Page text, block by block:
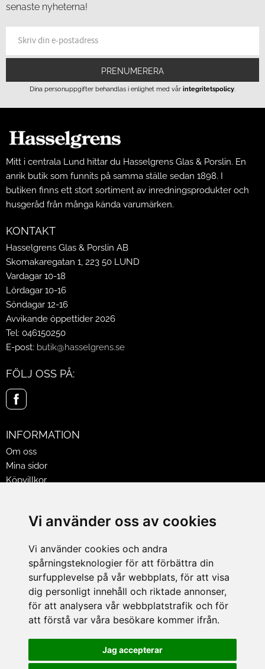
Vi använder oss av cookies
Vi använder cookies och andra
spårningsteknologier för att förbättra din
surfupplevelse på vår webbplats, för att visa
dig personligt innehåll och riktade annonser,
för att analysera vår webbplatstrafik och för
att förstå var våra besökare kommer ifrån.
Jag accepterar
senaste nyheterna!
PRENUMERERA
Dina personuppgifter behandlas i enlighet med vår integritetspolicy.
Mitt i centrala Lund hittar du Hasselgrens Glas & Porslin. En
anrik butik som funnits på samma ställe sedan 1898. I
butiken finns ett stort sortiment av inredningsprodukter och
husgeråd från många kända varumärken.
KONTAKT
Hasselgrens Glas & Porslin AB
Skomakaregatan 1, 223 50 LUND
Vardagar 10-18
Lördagar 10-16
Söndagar 12-16
Avvikande öppettider 2026
Tel: 046150250
E-post: butik@hasselgrens.se
FÖLJ OSS PÅ:
INFORMATION
Om oss
Mina sidor
Köpvillkor
Jobba på Hasselgrens
LEVERANS
BETALNINGSSÄTT
I butiken i Lund kan du betala med Visa, Mastercard, Lund
City presentkort och kontanter.